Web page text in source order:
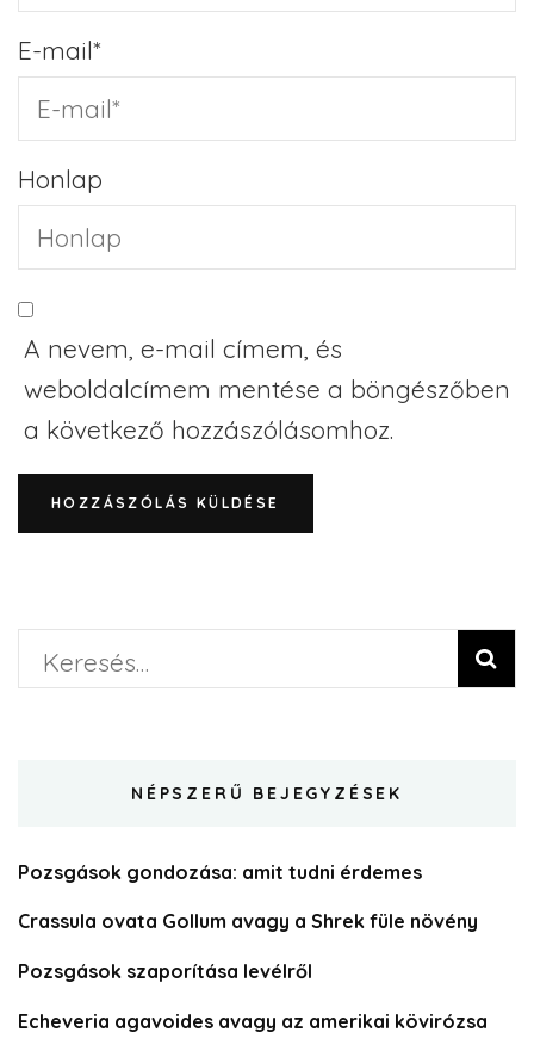
E-mail*
Honlap
A nevem, e-mail címem, és
weboldalcímem mentése a böngészőben
a következő hozzászólásomhoz.
NÉPSZERŰ BEJEGYZÉSEK
Pozsgások gondozása: amit tudni érdemes
Crassula ovata Gollum avagy a Shrek füle növény
Pozsgások szaporítása levélről
Echeveria agavoides avagy az amerikai kövirózsa